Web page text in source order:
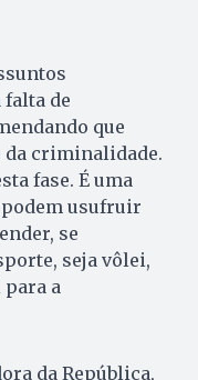
falta de
que
da criminalidade.
fase. É uma
podem usufruir
se
seja vôlei,
a
da República,